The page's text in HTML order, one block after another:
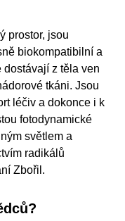
prostor, jsou
biokompatibilní a
z těla ven
tkáni. Jsou
léčiv a dokonce i k
fotodynamické
světlem a
radikálů
Zbořil.